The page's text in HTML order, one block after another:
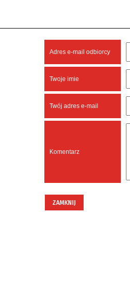
Adres e-mail odbiorcy
Twoje imie
Twój adres e-mail
Komentarz